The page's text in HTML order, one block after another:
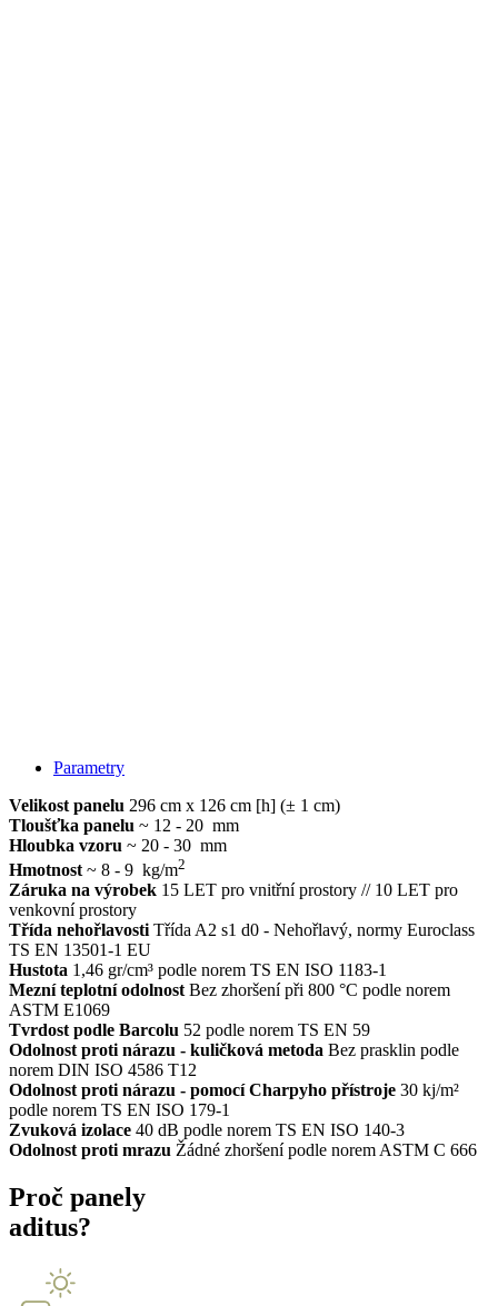
Parametry
Velikost panelu 296 cm x 126 cm [h] (± 1 cm)
Tloušťka panelu ~ 12 - 20 mm
Hloubka vzoru ~ 20 - 30 mm
Hmotnost ~ 8 - 9 kg/m2
Záruka na výrobek 15 LET pro vnitřní prostory // 10 LET pro
venkovní prostory
Třída nehořlavosti Třída A2 s1 d0 - Nehořlavý, normy Euroclass
TS EN 13501-1 EU
Hustota 1,46 gr/cm³ podle norem TS EN ISO 1183-1
Mezní teplotní odolnost Bez zhoršení při 800 °C podle norem
ASTM E1069
Tvrdost podle Barcolu 52 podle norem TS EN 59
Odolnost proti nárazu - kuličková metoda Bez prasklin podle
norem DIN ISO 4586 T12
Odolnost proti nárazu - pomocí Charpyho přístroje 30 kj/m²
podle norem TS EN ISO 179-1
Zvuková izolace 40 dB podle norem TS EN ISO 140-3
Odolnost proti mrazu Žádné zhoršení podle norem ASTM C 666
Proč panely
aditus?